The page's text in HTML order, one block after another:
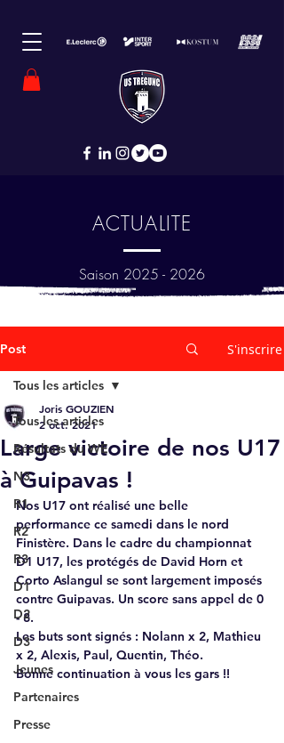
ACTUALITE
Saison 2025 - 2026
Post S'inscrire
Tous les articles
Résultats du WE
N3
R1
R2
R3
D1
D2
D3
Jeunes
Partenaires
Presse
Tous les articles
Large victoire de nos U17
à Guipavas !
Joris GOUZIEN
2 oct. 2021
Nos U17 ont réalisé une belle
performance ce samedi dans le nord
Finistère. Dans le cadre du championnat
D1 U17, les protégés de David Horn et
Corto Aslangul se sont largement imposés
contre Guipavas. Un score sans appel de 0
- 8.
Les buts sont signés : Nolann x 2, Mathieu
x 2, Alexis, Paul, Quentin, Théo.
Bonne continuation à vous les gars !!